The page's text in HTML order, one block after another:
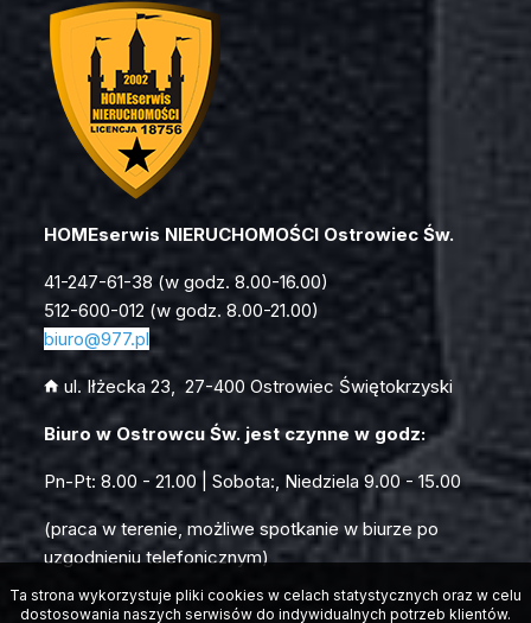
HOMEserwis NIERUCHOMOŚCI Ostrowiec Św.
41-247-61-38 (w godz. 8.00-16.00)
512-600-012 (w godz. 8.00-21.00)
biuro@977.pl
ul. Iłżecka 23, 27-400 Ostrowiec Świętokrzyski
Biuro w Ostrowcu Św. jest czynne w godz:
Pn-Pt: 8.00 - 21.00 | Sobota:, Niedziela 9.00 - 15.00
(praca w terenie, możliwe spotkanie w biurze po
uzgodnieniu telefonicznym)
Ta strona wykorzystuje pliki cookies w celach statystycznych oraz w celu
dostosowania naszych serwisów do indywidualnych potrzeb klientów.